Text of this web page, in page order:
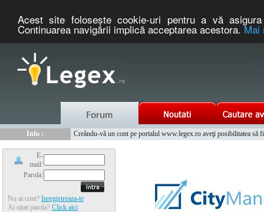
Acest site foloseşte cookie-uri pentru a vă
Continuarea navigării implică acceptarea acestora.Mai
Info :
Creându-vă un cont pe portalul www.legex.ro aveţi posibilitatea
Info :
www.tntauto.ro - Managementul Integrat al Parcului Auto
E-
mail:
Parola:
Nu ai cont? Inregistreaza-te
Ai uitat parola? Click aici